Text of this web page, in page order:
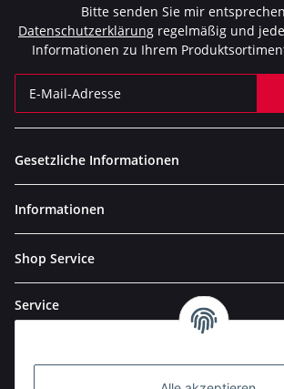
Bitte senden Sie mir
Datenschutzerklärung regelmäßig und
Informationen zu Ihrem
Gesetzliche Informationen
Informationen
Shop Service
Service